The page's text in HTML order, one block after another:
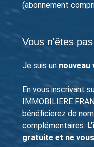
(abonnement
Vous n'êtes
Je suis un nouveau
En vous inscrivant
IMMOBILIERE
bénéficierez de
complémentaires.
gratuite et ne